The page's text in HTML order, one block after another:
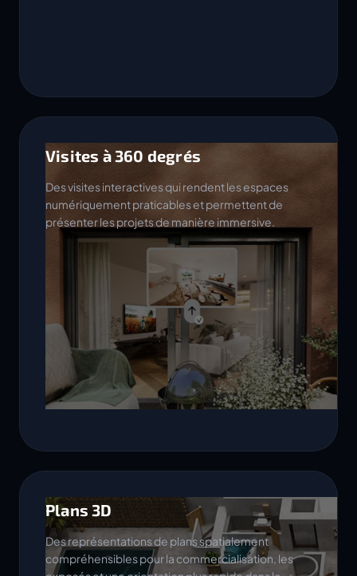
Visites à 360 degrés
Des visites interactives qui rendent les espaces
numériquement praticables et permettent de
présenter les projets de manière immersive.
Plans 3D
Des représentations de plans spatialement
compréhensibles pour la commercialisation, les